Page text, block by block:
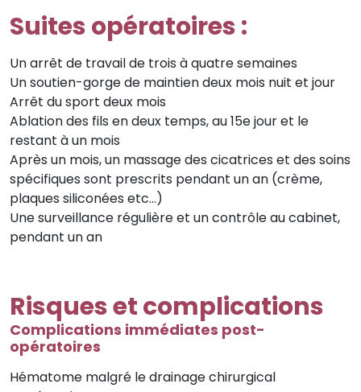
Suites opératoires :
Un arrêt de travail de trois à quatre semaines
Un soutien-gorge de maintien deux mois nuit et jour
Arrêt du sport deux mois
Ablation des fils en deux temps, au 15e jour et le
restant à un mois
Après un mois, un massage des cicatrices et des soins
spécifiques sont prescrits pendant un an (crème,
plaques siliconées etc…)
Une surveillance régulière et un contrôle au cabinet,
pendant un an
Risques et complications
Complications immédiates post-
opératoires
Hématome malgré le drainage chirurgical